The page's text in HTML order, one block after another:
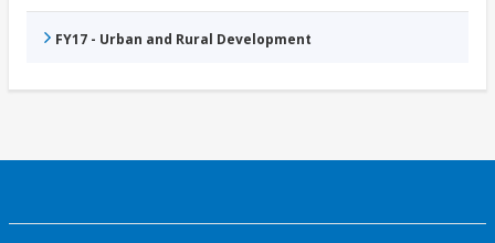
FY17 - Urban and Rural Development